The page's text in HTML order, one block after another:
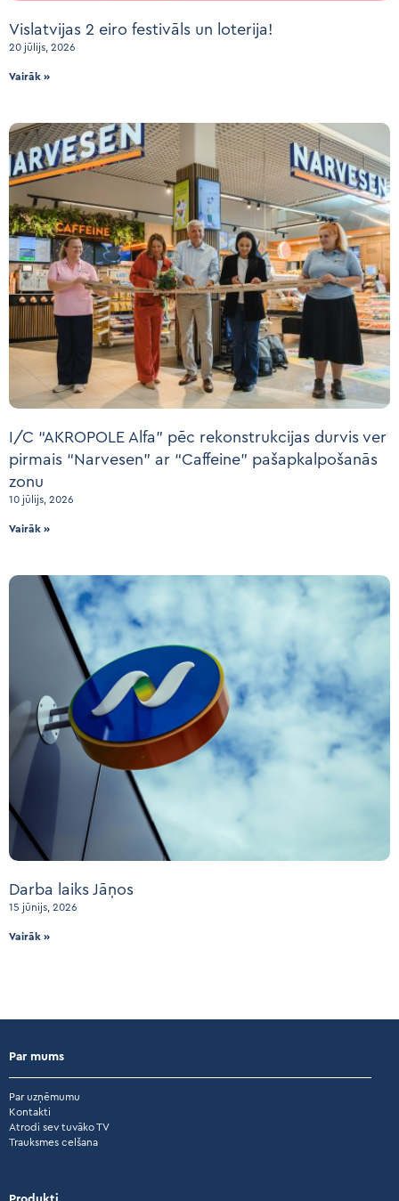
Vislatvijas 2 eiro festivāls un loterija!
20 jūlijs, 2026
Vairāk »
I/C “AKROPOLE Alfa” pēc rekonstrukcijas durvis ver
pirmais “Narvesen” ar “Caffeine” pašapkalpošanās
zonu
10 jūlijs, 2026
Vairāk »
Darba laiks Jāņos
15 jūnijs, 2026
Vairāk »
Par mums
Par uzņēmumu
Kontakti
Atrodi sev tuvāko TV
Trauksmes celšana